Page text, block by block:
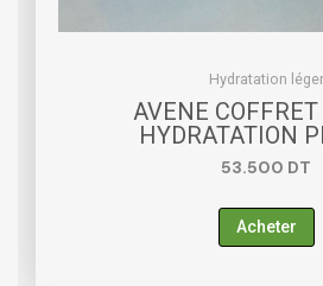
Hydratation léger
AVENE COFFRET
HYDRATATION
53.500 DT
Acheter